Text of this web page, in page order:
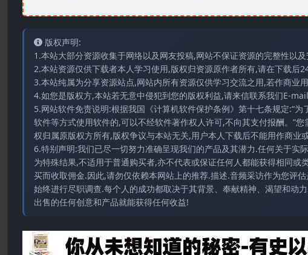
版权声明:
1.本站大部分资源收集于网络以及网友投稿,网站不保证资源的完整性以及
2.本站资源仅供下载者本人学习使用,版权归资源原作者所有,请在下载后
3.本站纯属为分享资源站点,网站内所有资源仅供学习交流之用,若作商业
4.如您是版权方,本站若无意中侵犯到您的版权利益,请来信联系我们E-
5.网站软件免责说明:根据我国《计算机软件保护条例》第十七条规定:“
软件等方式使用软件的,可以不经软件著作权人许可,不向其支付报酬。”
权归属原版权方所有,版权争议与本站无关,用户本人下载后不能用作商
6.特别声明:我们已尽一切努力准确呈现我们的产品及其潜力.任何关于
为特殊结果,不适用于普通购买者,亦不代表或保证任何人都能获得相同
买而收取佣金.因此,请勿仅依赖本网站上的推荐.描述.音频采访作为您评
始终进行尽职调查.每个人的成功都取决于其背景、奉献精神、渴望和动
出售的任何创意和产品就能获得任何收益!